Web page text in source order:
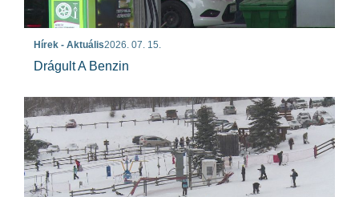
Hírek - Aktuális2026. 07. 15.
Drágult A Benzin